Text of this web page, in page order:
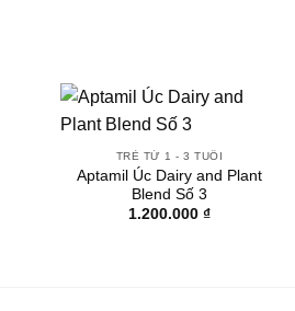
TRẺ TỪ 1 - 3 TUỔI
Aptamil Úc Dairy and Plant
Blend Số 3
1.200.000 ₫